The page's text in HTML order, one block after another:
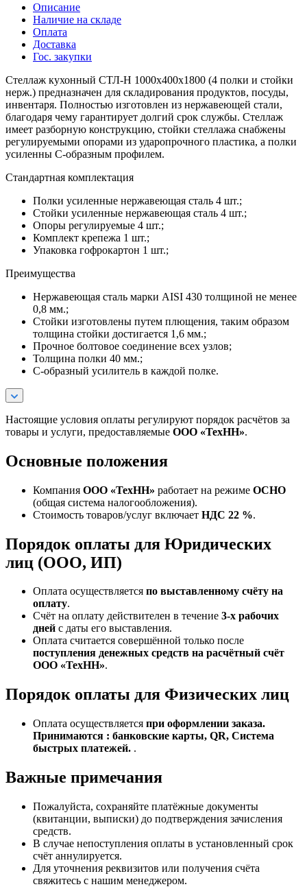
Описание
Наличие на складе
Оплата
Доставка
Гос. закупки
Стеллаж кухонный СТЛ-Н 1000х400х1800 (4 полки и стойки
нерж.) предназначен для складирования продуктов, посуды,
инвентаря. Полностью изготовлен из нержавеющей стали,
благодаря чему гарантирует долгий срок службы. Стеллаж
имеет разборную конструкцию, стойки стеллажа снабжены
регулируемыми опорами из ударопрочного пластика, а полки
усиленны С-образным профилем.
Стандартная комплектация
Полки усиленные нержавеющая сталь 4 шт.;
Стойки усиленные нержавеющая сталь 4 шт.;
Опоры регулируемые 4 шт.;
Комплект крепежа 1 шт.;
Упаковка гофрокартон 1 шт.;
Преимущества
Нержавеющая сталь марки AISI 430 толщиной не менее
0,8 мм.;
Стойки изготовлены путем плющения, таким образом
толщина стойки достигается 1,6 мм.;
Прочное болтовое соединение всех узлов;
Толщина полки 40 мм.;
С-образный усилитель в каждой полке.
Настоящие условия оплаты регулируют порядок расчётов за
товары и услуги, предоставляемые ООО «ТехНН».
Основные положения
Компания ООО «ТехНН» работает на режиме ОСНО
(общая система налогообложения).
Стоимость товаров/услуг включает НДС 22 %.
Порядок оплаты для Юридических
лиц (ООО, ИП)
Оплата осуществляется по выставленному счёту на
оплату.
Счёт на оплату действителен в течение 3‑х рабочих
дней с даты его выставления.
Оплата считается совершённой только после
поступления денежных средств на расчётный счёт
ООО «ТехНН».
Порядок оплаты для Физических лиц
Оплата осуществляется при оформлении заказа.
Принимаются : банковские карты, QR, Система
быстрых платежей. .
Важные примечания
Пожалуйста, сохраняйте платёжные документы
(квитанции, выписки) до подтверждения зачисления
средств.
В случае непоступления оплаты в установленный срок
счёт аннулируется.
Для уточнения реквизитов или получения счёта
свяжитесь с нашим менеджером.